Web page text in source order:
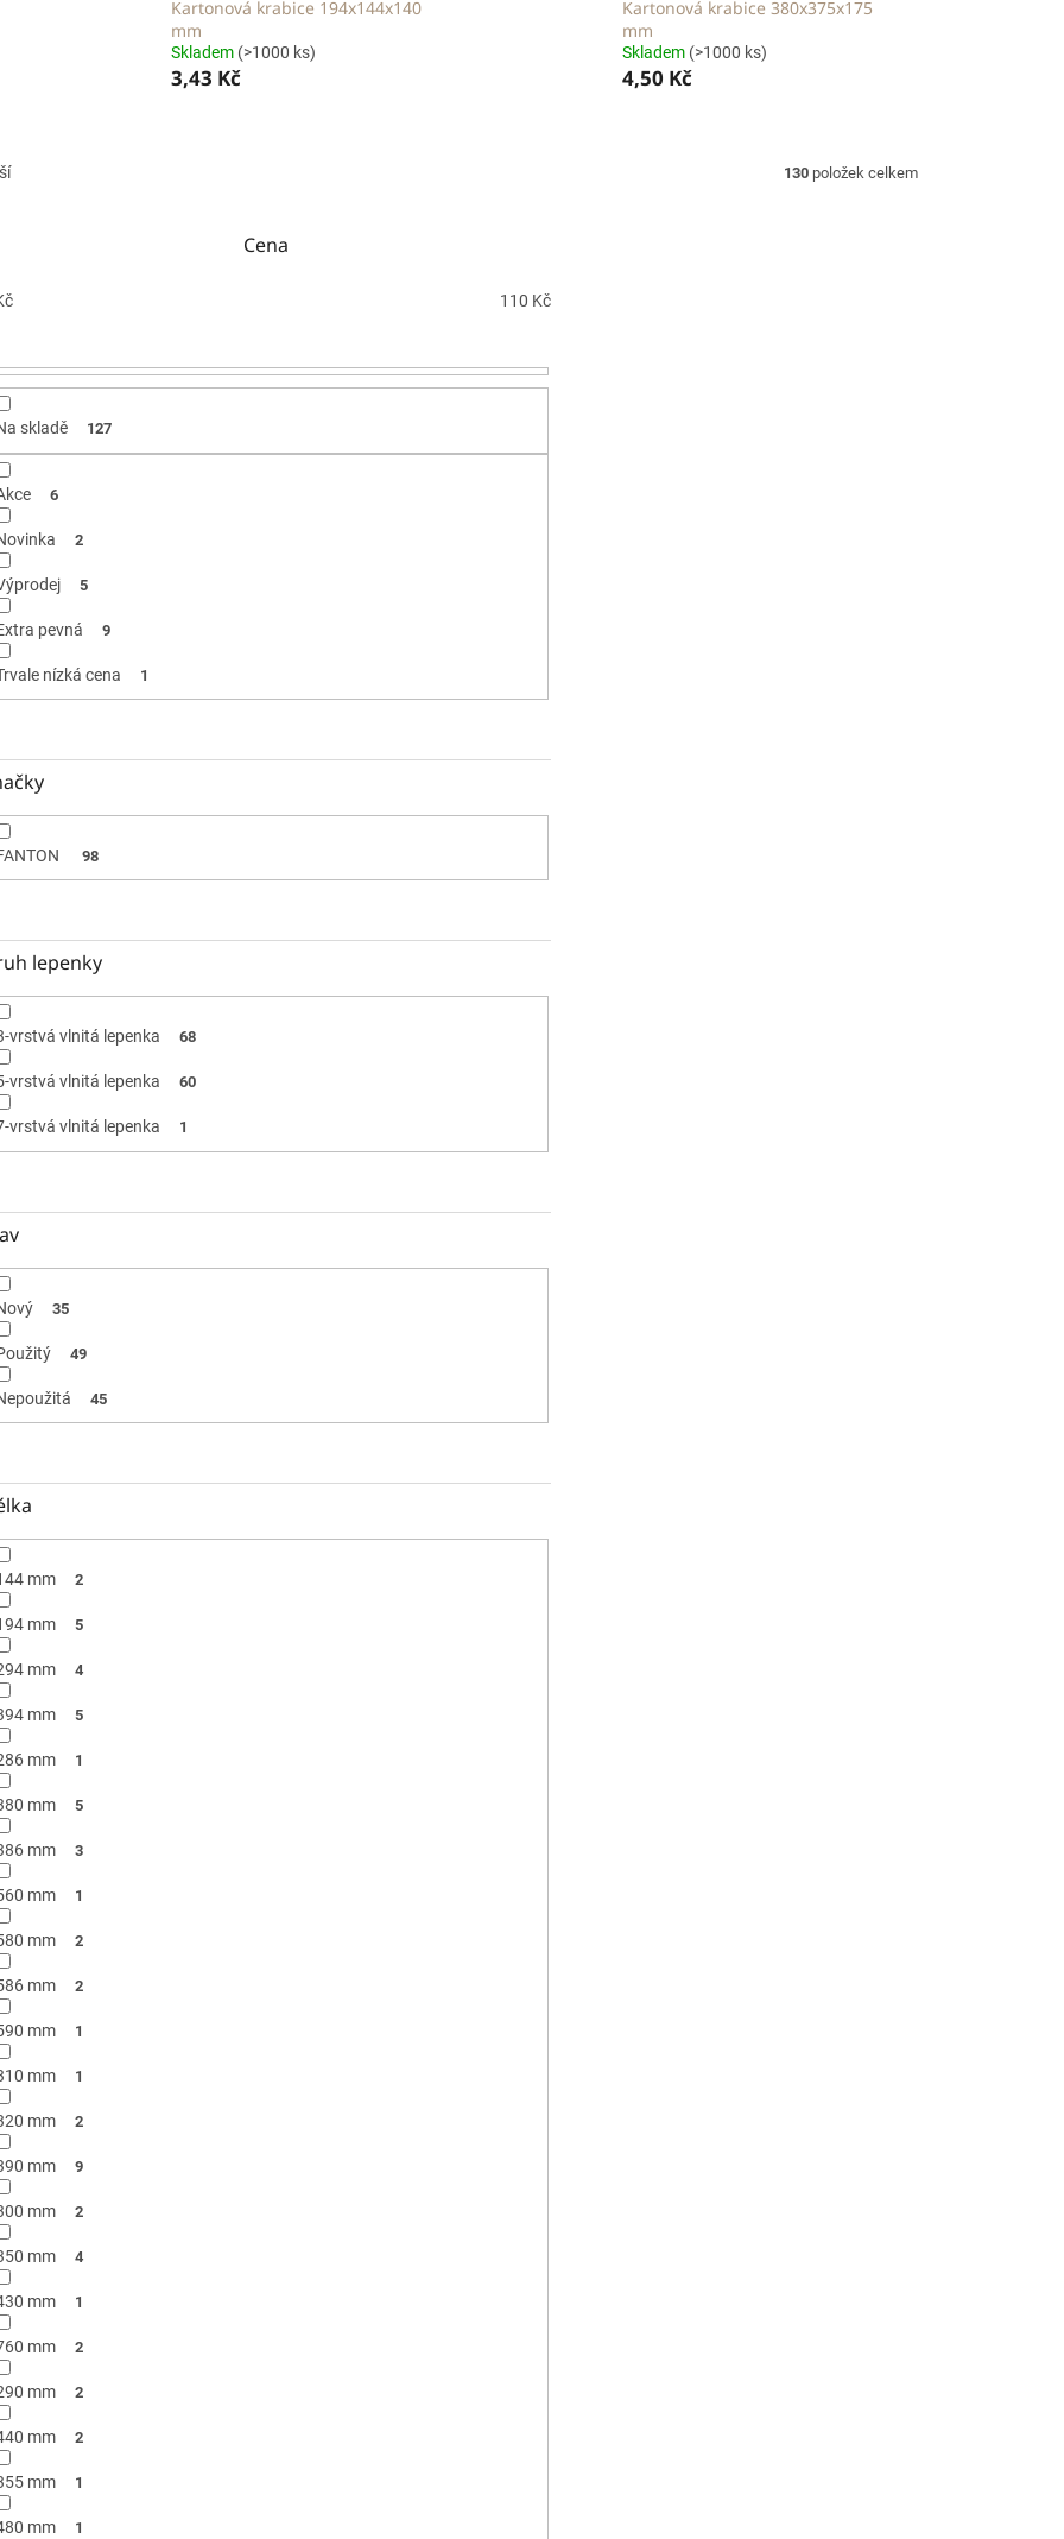
Kartonová krabice 194x144x140
mm
Skladem (>1000 ks)
3,43 Kč
Kartonová krabice 380x375x175
mm
Skladem (>1000 ks)
4,50 Kč
130 položek celkem
Cena
110 Kč
skladě 127
6
2
5
pevná 9
nízká cena 1
98
lepenky
vrstvá vlnitá lepenka 68
vrstvá vlnitá lepenka 60
vrstvá vlnitá lepenka 1
35
49
45
mm 2
mm 5
mm 4
mm 5
mm 1
mm 5
mm 3
mm 1
mm 2
mm 2
mm 1
mm 1
mm 2
mm 9
mm 2
mm 4
mm 1
mm 2
mm 2
mm 2
mm 1
mm 1